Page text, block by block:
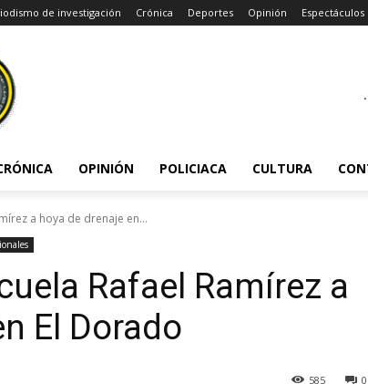
de investigación Crónica Deportes Opinión Espectáculos
.
OPINIÓN POLICIACA CULTURA
a hoya de drenaje en...
Rafael Ramírez a
El Dorado
0
585